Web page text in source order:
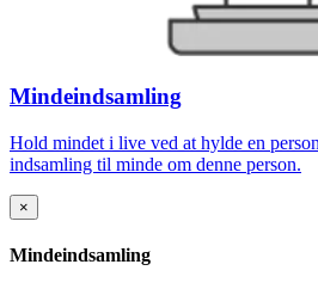
Mindeindsamling
Hold mindet i live ved at hylde en
indsamling til minde om denne person.
×
Mindeindsamling